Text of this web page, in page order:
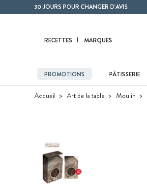
Contenu principal30 JOURS POUR CHANGER D'AVIS
RECETTES MARQUES
PROMOTIONS PÂTISSERIE
Accueil Art de la table Moulin